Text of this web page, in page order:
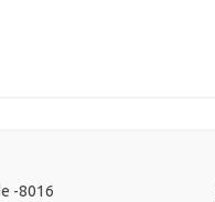
-8016